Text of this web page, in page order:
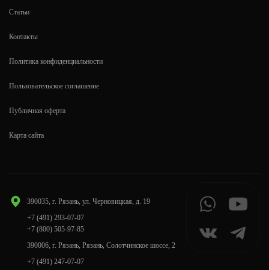
390035, г. Рязань, ул. Черновицкая, д. 19
+7 (491) 293-07-07
+7 (800) 505-97-85
390006, г. Рязань, Рязань, Солотчинское шоссе, 2
+7 (491) 247-07-07
Статьи
Контакты
Политика конфиденциальности
Пользовательское соглашение
Публичная оферта
Карта сайта